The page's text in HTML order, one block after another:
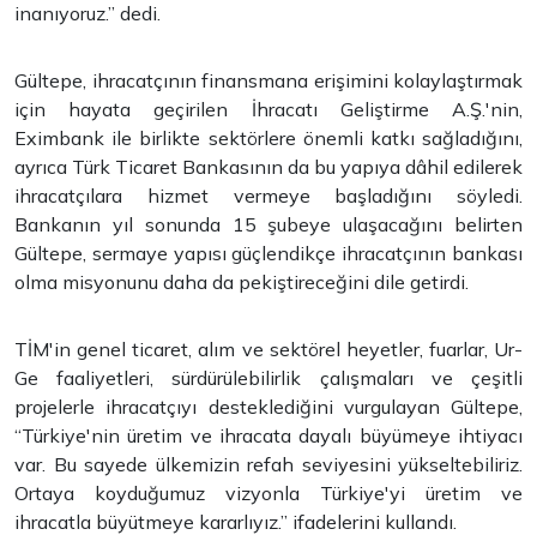
inanıyoruz.” dedi.
Gültepe, ihracatçının finansmana erişimini kolaylaştırmak
için hayata geçirilen İhracatı Geliştirme A.Ş.'nin,
Eximbank ile birlikte sektörlere önemli katkı sağladığını,
ayrıca Türk Ticaret Bankasının da bu yapıya dâhil edilerek
ihracatçılara hizmet vermeye başladığını söyledi.
Bankanın yıl sonunda 15 şubeye ulaşacağını belirten
Gültepe, sermaye yapısı güçlendikçe ihracatçının bankası
olma misyonunu daha da pekiştireceğini dile getirdi.
TİM'in genel ticaret, alım ve sektörel heyetler, fuarlar, Ur-
Ge faaliyetleri, sürdürülebilirlik çalışmaları ve çeşitli
projelerle ihracatçıyı desteklediğini vurgulayan Gültepe,
“Türkiye'nin üretim ve ihracata dayalı büyümeye ihtiyacı
var. Bu sayede ülkemizin refah seviyesini yükseltebiliriz.
Ortaya koyduğumuz vizyonla Türkiye'yi üretim ve
ihracatla büyütmeye kararlıyız.” ifadelerini kullandı.